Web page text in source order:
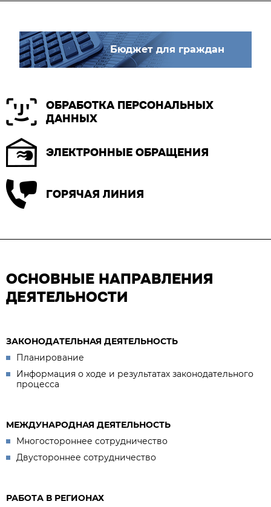
Бюджет для граждан
ОБРАБОТКА ПЕРСОНАЛЬНЫХ
ДАННЫХ
ЭЛЕКТРОННЫЕ ОБРАЩЕНИЯ
ГОРЯЧАЯ ЛИНИЯ
ОСНОВНЫЕ НАПРАВЛЕНИЯ
ДЕЯТЕЛЬНОСТИ
ЗАКОНОДАТЕЛЬНАЯ ДЕЯТЕЛЬНОСТЬ
Планирование
Информация о ходе и результатах законодательного
процесса
МЕЖДУНАРОДНАЯ ДЕЯТЕЛЬНОСТЬ
Многостороннее сотрудничество
Двустороннее сотрудничество
РАБОТА В РЕГИОНАХ